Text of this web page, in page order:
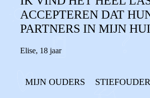
ACCEPTEREN DAT
PARTNERS IN MIJN
Elise, 18 jaar
MIJN OUDERS